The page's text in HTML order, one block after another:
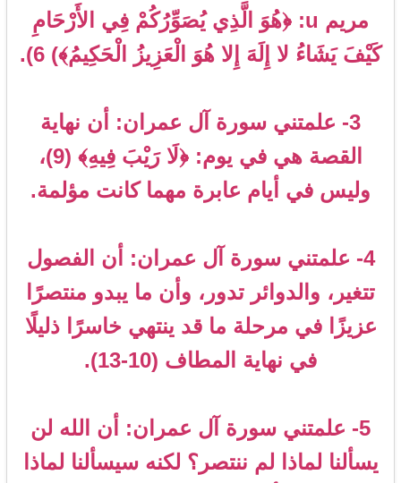
مريم u: ﴿هُوَ الَّذِي يُصَوِّرُكُمْ فِي الأَرْحَامِ
كَيْفَ يَشَاءُ لا إِلَهَ إِلا هُوَ الْعَزِيزُ الْحَكِيمُ﴾) 6).
3- علمتني سورة آل عمران: أن نهاية
القصة هي في يوم: ﴿لَا رَيْبَ فِيهِ﴾ (9)،
وليس في أيام عابرة مهما كانت مؤلمة.
4- علمتني سورة آل عمران: أن الفصول
تتغير، والدوائر تدور، وأن ما يبدو منتصرًا
عزيزًا في مرحلة ما قد ينتهي خاسرًا ذليلًا
في نهاية المطاف (10-13).
5- علمتني سورة آل عمران: أن الله لن
يسألنا لماذا لم ننتصر؟ لكنه سيسألنا لماذا